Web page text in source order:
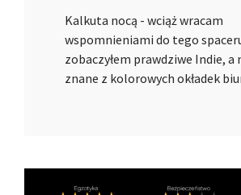
Kalkuta nocą - wciąż wracam
wspomnieniami do tego
zobaczyłem prawdziwe Indie, a
znane z kolorowych okładek